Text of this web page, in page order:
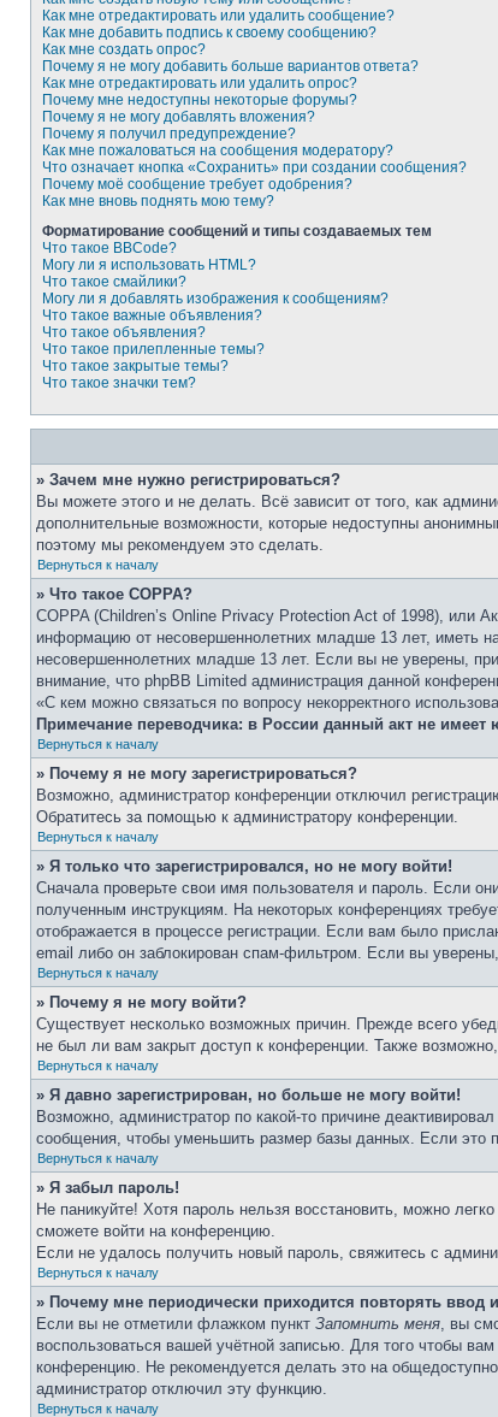
Как мне отредактировать или удалить сообщение?
Как мне добавить подпись к своему сообщению?
Как мне создать опрос?
Почему я не могу добавить больше вариантов ответа?
Как мне отредактировать или удалить опрос?
Почему мне недоступны некоторые форумы?
Почему я не могу добавлять вложения?
Почему я получил предупреждение?
Как мне пожаловаться на сообщения модератору?
Что означает кнопка «Сохранить» при создании сообщения?
Почему моё сообщение требует одобрения?
Как мне вновь поднять мою тему?
Форматирование сообщений и типы создаваемых тем
Что такое BBCode?
Могу ли я использовать HTML?
Что такое смайлики?
Могу ли я добавлять изображения к сообщениям?
Что такое важные объявления?
Что такое объявления?
Что такое прилепленные темы?
Что такое закрытые темы?
Что такое значки тем?
» Зачем мне нужно регистрироваться?
Вы можете этого и не делать. Всё зависит от того, как
дополнительные возможности, которые недоступны
поэтому мы рекомендуем это сделать.
Вернуться к началу
» Что такое COPPA?
COPPA (Children’s Online Privacy Protection Act of 1998), или
информацию от несовершеннолетних младше 13 лет, иметь
несовершеннолетних младше 13 лет. Если вы не уверены,
внимание, что phpBB Limited администрация данной
«С кем можно связаться по вопросу некорректного
Примечание переводчика: в России данный акт не имеет
Вернуться к началу
» Почему я не могу зарегистрироваться?
Возможно, администратор конференции отключил
Обратитесь за помощью к администратору конференции.
Вернуться к началу
» Я только что зарегистрировался, но не могу войти!
Сначала проверьте свои имя пользователя и пароль. Если
полученным инструкциям. На некоторых конференциях
отображается в процессе регистрации. Если вам было
email либо он заблокирован спам-фильтром. Если вы
Вернуться к началу
» Почему я не могу войти?
Существует несколько возможных причин. Прежде всего
не был ли вам закрыт доступ к конференции. Также
Вернуться к началу
» Я давно зарегистрирован, но больше не могу войти!
Возможно, администратор по какой-то причине
сообщения, чтобы уменьшить размер базы данных. Если это
Вернуться к началу
» Я забыл пароль!
Не паникуйте! Хотя пароль нельзя восстановить, можно
сможете войти на конференцию.
Если не удалось получить новый пароль, свяжитесь с
Вернуться к началу
» Почему мне периодически приходится повторять ввод
Если вы не отметили флажком пункт Запомнить меня, вы
воспользоваться вашей учётной записью. Для того чтобы
конференцию. Не рекомендуется делать это на
администратор отключил эту функцию.
Вернуться к началу